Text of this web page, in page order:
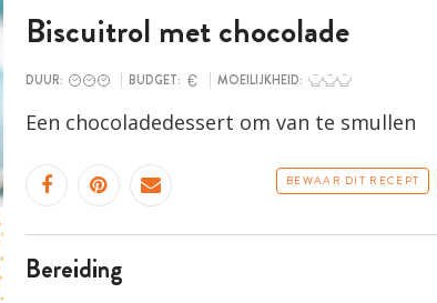
Biscuitrol met chocolade
DUUR: BUDGET: MOEILIJKHEID:
Een chocoladedessert om van te smullen
BEWAAR DIT RECEPT
bereiding